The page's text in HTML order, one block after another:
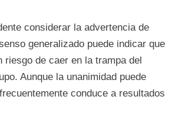
considerar la advertencia de
generalizado puede indicar que
riesgo de caer en la trampa del
Aunque la unanimidad puede
conduce a resultados